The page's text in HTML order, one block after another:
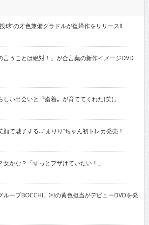
球”の才色兼備グラドルが復帰作をリリース!!
うことは絶対！」が合言葉の新作イメージDVD
い出会いと〝癒着〟が育ててくれた(笑)」
で魅了する…“まりり”ちゃん初トレカ発売！
かな？「ずっとフザけていたい！」
ープBOCCHI。￼の黄色担当がデビューDVDを発